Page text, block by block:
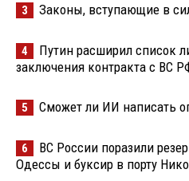
3 Законы, вступающие в
4
Путин расширил список
заключения контракта с ВС
5 Сможет ли ИИ написать
6
ВС России поразили
Одессы и буксир в порту